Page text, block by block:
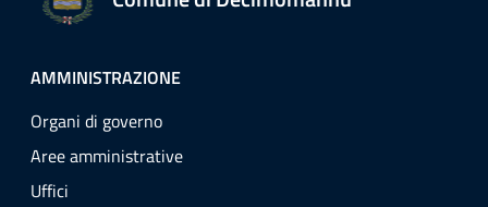
AMMINISTRAZIONE
Organi di governo
Aree amministrative
Uffici